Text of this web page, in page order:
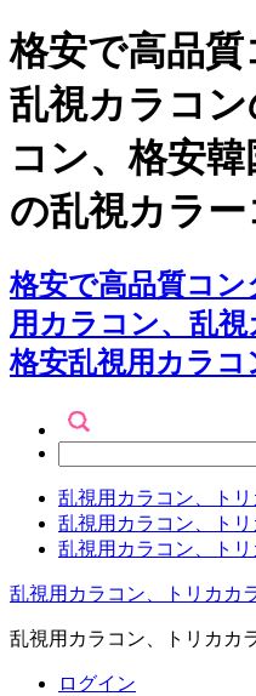
格安で高品
乱視カラコ
コン、格安
の乱視カラ
格安で高品質コ
用カラコン、乱
格安乱視用カラコ
乱視用カラコン、ト
乱視用カラコン、ト
乱視用カラコン、ト
乱視用カラコン、トリカカ
乱視用カラコン、トリカカ
ログイン